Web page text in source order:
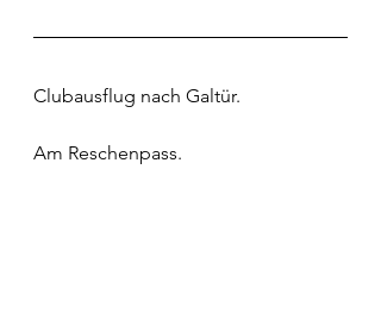
Clubausflug nach Galtür.
Am Reschenpass.